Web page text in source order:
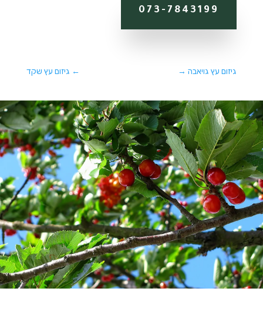
073-7843199
← גיזום עץ שקד גיזום עץ גויאבה→